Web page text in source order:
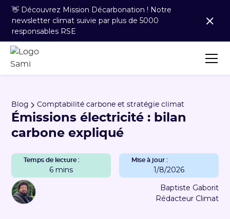
👋 Découvrez Mission Décarbonation ! Notre
newsletter climat suivie par plus de 5000
responsables RSE
Blog Comptabilité carbone et stratégie climat
Émissions électricité : bilan
carbone expliqué
Temps de lecture :
6 mins
Mise à jour :
1/8/2026
Baptiste Gaborit
Rédacteur Climat